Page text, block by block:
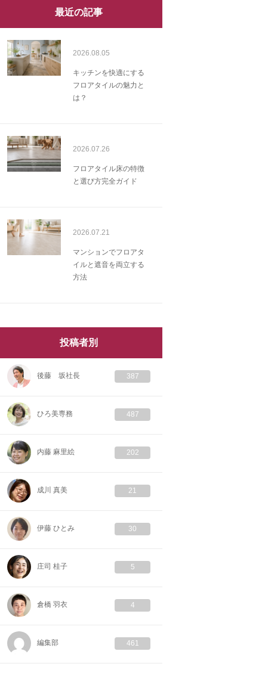
最近の記事
2026.08.05
キッチンを快適にする
フロアタイルの魅力と
は？
2026.07.26
フロアタイル床の特徴
と選び方完全ガイド
2026.07.21
マンションでフロアタ
イルと遮音を両立する
方法
投稿者別
後藤 坂社長 387
ひろ美専務 487
内藤 麻里絵 202
成川 真美 21
伊藤 ひとみ 30
庄司 桂子 5
倉橋 羽衣 4
編集部 461